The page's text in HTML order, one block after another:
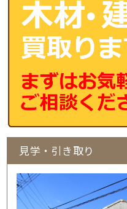
見学・引き取り